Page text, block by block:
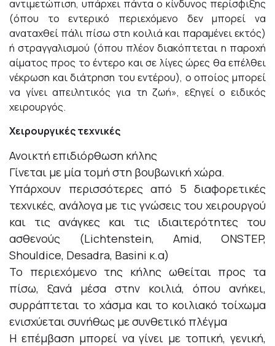
αντιμετώπιση, υπάρχει πάντα ο κίνδυνος περίσφιξης
(όπου το εντερικό περιεχόμενο δεν μπορεί να
αναταχθεί πάλι πίσω στη κοιλιά και παραμένει εκτός)
ή στραγγαλισμού (όπου πλέον διακόπτεται η παροχή
αίματος προς το έντερο και σε λίγες ώρες θα επέλθει
νέκρωση και διάτρηση του εντέρου), ο οποίος μπορεί
να γίνει απειλητικός για τη ζωή», εξηγεί ο ειδικός
χειρουργός.
Χειρουργικές τεχνικές
Ανοικτή επιδιόρθωση κήλης
Γίνεται με μία τομή στη βουβωνική χώρα.
Υπάρχουν περισσότερες από 5 διαφορετικές
τεχνικές, ανάλογα με τις γνώσεις του χειρουργού
και τις ανάγκες και τις ιδιαιτερότητες του
ασθενούς (Lichtenstein, Amid, ONSTEP,
Shouldice, Desadra, Basini κ.α)
Το περιεχόμενο της κήλης ωθείται προς τα
πίσω, ξανά μέσα στην κοιλιά, όπου ανήκει,
συρράπτεται το χάσμα και το κοιλιακό τοίχωμα
ενισχύεται συνήθως με συνθετικό πλέγμα
Η επέμβαση μπορεί να γίνει με τοπική, γενική,